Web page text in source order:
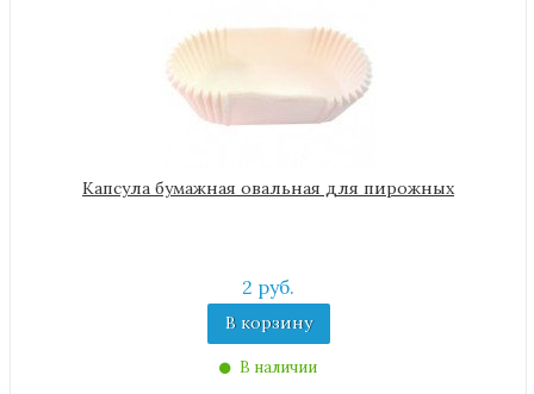
Капсула бумажная овальная для пирожных
2 руб.
В корзину
В наличии